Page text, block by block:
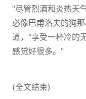
“尽管烈酒和炎热天
必像巴甫洛夫的狗
道，“享受一杯冷的
感觉好很多。”
(全文结束)